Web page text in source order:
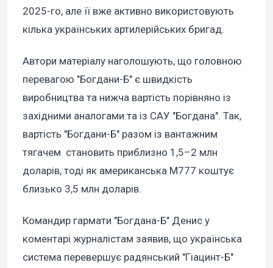
2025-го, але її вже активно використовують
кілька українських артилерійських бригад.
Автори матеріалу наголошують, що головною
перевагою "Богдани-Б" є швидкість
виробництва та нижча вартість порівняно із
західними аналогами та із САУ "Богдана". Так,
вартість "Богдани-Б" разом із вантажним
тягачем становить приблизно 1,5–2 млн
доларів, тоді як американська М777 коштує
близько 3,5 млн доларів.
Командир гармати "Богдана-Б" Денис у
коментарі журналістам заявив, що українська
система перевершує радянський "Гіацинт-Б"